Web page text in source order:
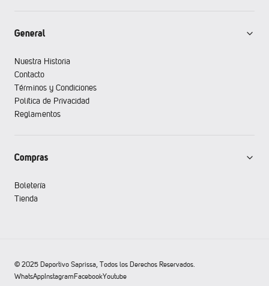
General
Nuestra Historia
Contacto
Términos y Condiciones
Política de Privacidad
Reglamentos
Compras
Boletería
Tienda
© 2025 Deportivo Saprissa, Todos los Derechos Reservados.
WhatsApp InstagramFacebookYoutube